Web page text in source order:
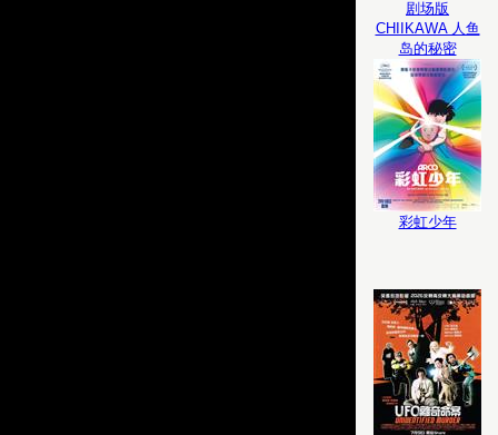
剧场版
CHIIKAWA 人鱼
岛的秘密
彩虹少年